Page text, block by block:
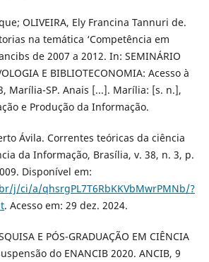
OLIVEIRA, Ely Francina Tannuri de.
na temática ‘Competência em
de 2007 a 2012. In: SEMINÁRIO
E BIBLIOTECONOMIA: Acesso à
Marília-SP. Anais [...]. Marília: [s. n.],
e Produção da Informação.
Ávila. Correntes teóricas da ciência
da Informação, Brasília, v. 38, n. 3, p.
Disponível em:
j/ci/a/qhsrgPL7T6RbKKVbMwrPMNb/?
. Acesso em: 29 dez. 2024.
E PÓS-GRADUAÇÃO EM CIÊNCIA
do ENANCIB 2020. ANCIB, 9